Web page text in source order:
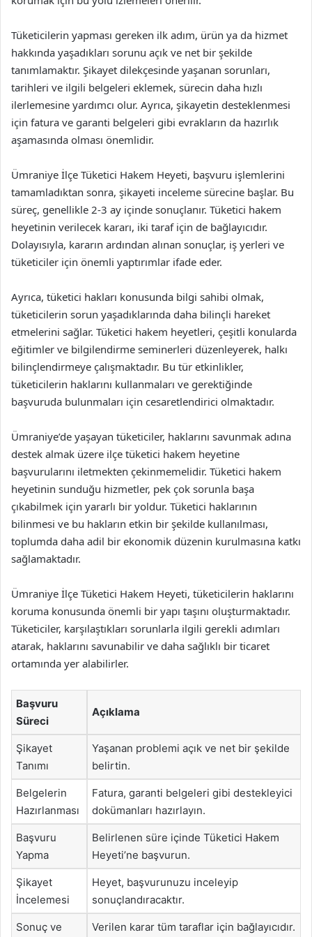
Tüketicilerin yapması gereken ilk adım, ürün ya da hizmet
hakkında yaşadıkları sorunu açık ve net bir şekilde
tanımlamaktır. Şikayet dilekçesinde yaşanan sorunları,
tarihleri ve ilgili belgeleri eklemek, sürecin daha hızlı
ilerlemesine yardımcı olur. Ayrıca, şikayetin desteklenmesi
için fatura ve garanti belgeleri gibi evrakların da hazırlık
aşamasında olması önemlidir.
Ümraniye İlçe Tüketici Hakem Heyeti, başvuru işlemlerini
tamamladıktan sonra, şikayeti inceleme sürecine başlar. Bu
süreç, genellikle 2-3 ay içinde sonuçlanır. Tüketici hakem
heyetinin verilecek kararı, iki taraf için de bağlayıcıdır.
Dolayısıyla, kararın ardından alınan sonuçlar, iş yerleri ve
tüketiciler için önemli yaptırımlar ifade eder.
Ayrıca, tüketici hakları konusunda bilgi sahibi olmak,
tüketicilerin sorun yaşadıklarında daha bilinçli hareket
etmelerini sağlar. Tüketici hakem heyetleri, çeşitli konularda
eğitimler ve bilgilendirme seminerleri düzenleyerek, halkı
bilinçlendirmeye çalışmaktadır. Bu tür etkinlikler,
tüketicilerin haklarını kullanmaları ve gerektiğinde
başvuruda bulunmaları için cesaretlendirici olmaktadır.
Ümraniye’de yaşayan tüketiciler, haklarını savunmak adına
destek almak üzere ilçe tüketici hakem heyetine
başvurularını iletmekten çekinmemelidir. Tüketici hakem
heyetinin sunduğu hizmetler, pek çok sorunla başa
çıkabilmek için yararlı bir yoldur. Tüketici haklarının
bilinmesi ve bu hakların etkin bir şekilde kullanılması,
toplumda daha adil bir ekonomik düzenin kurulmasına katkı
sağlamaktadır.
Ümraniye İlçe Tüketici Hakem Heyeti, tüketicilerin haklarını
koruma konusunda önemli bir yapı taşını oluşturmaktadır.
Tüketiciler, karşılaştıkları sorunlarla ilgili gerekli adımları
atarak, haklarını savunabilir ve daha sağlıklı bir ticaret
ortamında yer alabilirler.
Başvuru
Süreci
Açıklama
Şikayet
Tanımı
Yaşanan problemi açık ve net bir şekilde
belirtin.
Belgelerin
Hazırlanması
Fatura, garanti belgeleri gibi destekleyici
dokümanları hazırlayın.
Başvuru
Yapma
Belirlenen süre içinde Tüketici Hakem
Heyeti’ne başvurun.
Şikayet
İncelemesi
Heyet, başvurunuzu inceleyip
sonuçlandıracaktır.
Sonuç ve
Verilen karar tüm taraflar için bağlayıcıdır.